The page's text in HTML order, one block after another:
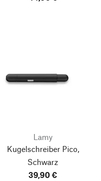
Lamy
Kugelschreiber Pico,
Schwarz
39,90 €